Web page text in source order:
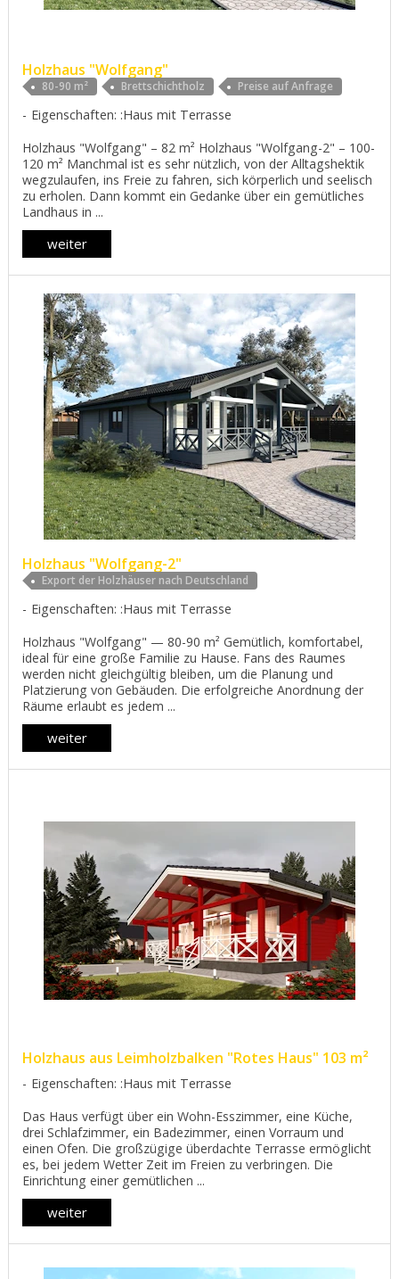
Нolzhaus "Wolfgang"
80-90 m² Brettschichtholz Preise auf Anfrage
Eigenschaften: :Haus mit Terrasse
Нolzhaus "Wolfgang" – 82 m² Нolzhaus "Wolfgang-2" – 100-
120 m² Manchmal ist es sehr nützlich, von der Alltagshektik
wegzulaufen, ins Freie zu fahren, sich körperlich und seelisch
zu erholen. Dann kommt ein Gedanke über ein gemütliches
Landhaus in ...
weiter
Нolzhaus "Wolfgang-2"
Export der Holzhäuser nach Deutschland
Eigenschaften: :Haus mit Terrasse
Нolzhaus "Wolfgang" — 80-90 m² Gemütlich, komfortabel,
ideal für eine große Familie zu Hause. Fans des Raumes
werden nicht gleichgültig bleiben, um die Planung und
Platzierung von Gebäuden. Die erfolgreiche Anordnung der
Räume erlaubt es jedem ...
weiter
Holzhaus aus Leimholzbalken "Rotes Haus" 103 m²
Eigenschaften: :Haus mit Terrasse
Das Haus verfügt über ein Wohn-Esszimmer, eine Küche,
drei Schlafzimmer, ein Badezimmer, einen Vorraum und
einen Ofen. Die großzügige überdachte Terrasse ermöglicht
es, bei jedem Wetter Zeit im Freien zu verbringen. Die
Einrichtung einer gemütlichen ...
weiter